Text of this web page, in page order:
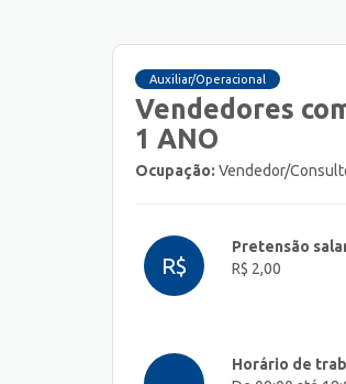
Auxiliar/Operacional
Vendedores
1 ANO
Ocupação: Vendedor/
R$
Pretensão
R$ 2,00
Horário de